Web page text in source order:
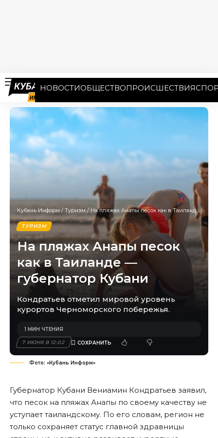
НОВОСТИОБЩЕСТВОПРОИСШЕСТВИЯ
Кубань Информ / Туризм / На пляжах Анапы песок как в Таиланде — губернатор Кубани
ТУРИЗМ
На пляжах Анапы песок
как в Таиланде —
губернатор Кубани
Кондратьев отметил мировой уровень
курортов Черноморского побережья.
7 ИЮНЯ В 12:02
1 МИН ЧТЕНИЯ
Фото: «Кубань Информ»
Губернатор Кубани Вениамин Кондратьев заявил,
что песок на пляжах Анапы по своему качеству не
уступает таиландскому. По его словам, регион не
только сохраняет статус главной здравницы